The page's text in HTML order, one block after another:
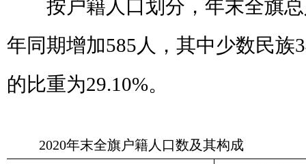
按户籍人口划分，年末全旗
年同期增加585 人，其中少数民族
的比重为29.10%。
2020年末全旗户籍人口数及其构成